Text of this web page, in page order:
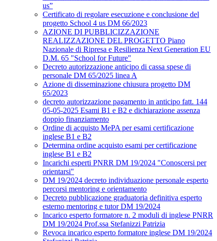
us”
Certificato di regolare esecuzione e conclusione del
progetto School 4 us DM 66/2023
AZIONE DI PUBBLICIZZAZIONE
REALIZZAZIONE DEL PROGETTO Piano
Nazionale di Ripresa e Resilienza Next Generation EU
D.M. 65 "School for Future"
Decreto autorizzazione anticipo di cassa spese di
personale DM 65/2025 linea A
Azione di disseminazione chiusura progetto DM
65/2023
decreto autorizzazione pagamento in anticipo fatt. 144
05-05-2025 Esami B1 e B2 e dichiarazione assenza
doppio finanziamento
Ordine di acquisto MePA per esami certificazione
inglese B1 e B2
Determina ordine acquisto esami per certificazione
inglese B1 e B2
Incarichi esperti PNRR DM 19/2024 "Conoscersi per
orientarsi"
DM 19/2024 decreto individuazione personale esperto
percorsi mentoring e orientamento
Decreto pubblicazione graduatoria definitiva esperto
esterno mentoring e tutor DM 19/2024
Incarico esperto formatore n. 2 moduli di inglese PNRR
DM 19/2024 Prof.ssa Stefanizzi Patrizia
Revoca incarico esperto formatore inglese DM 19/2024